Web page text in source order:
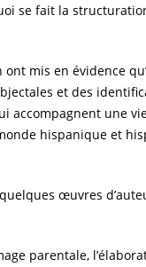
se fait la
mis en évidence
et des
une
hispanique et
œuvres
parentale,